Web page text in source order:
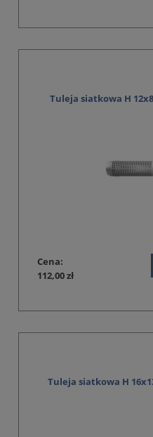
Tuleja siatkowa H
Cena:
112,00 zł
Tuleja siatkowa H